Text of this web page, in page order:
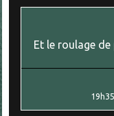
Et le roulage
19h35